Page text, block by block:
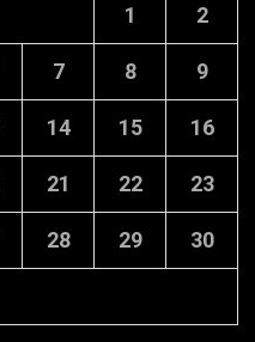
1 2
7 8 9
14 15 16
21 22 23
28 29 30